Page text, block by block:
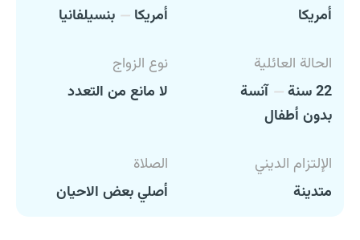
أمريكا
أمريكا
بنسيلفانيا
الحالة العائلية
22 سنة
آنسة
بدون أطفال
نوع الزواج
لا مانع من التعدد
الإلتزام الديني
متدينة
الصلاة
أصلي بعض الاحيان